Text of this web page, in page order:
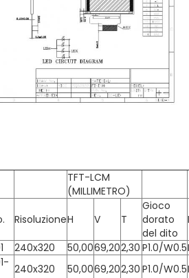
TFT-LCM
(MILLIMETRO)
RisoluzioneH V T
Gioco
dorato
del dito
240x320 50,0069,202,30 P1.0/W0.5
240x320 50,0069,202,30 P1.0/W0.5